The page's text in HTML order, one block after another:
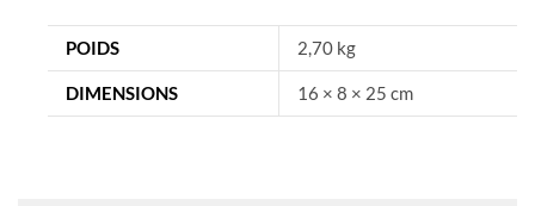
n
a
t
POIDS 2,70 kg
DIMENSIONS 16 × 8 × 25 cm